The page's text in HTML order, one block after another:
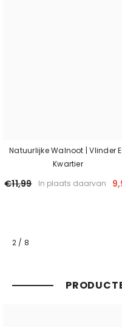
Natuurlijke Walnoot | Vlinder
Kwartier
€11,99 In plaats daarvan
2 / van
8